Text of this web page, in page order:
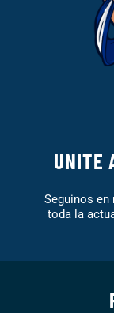
UNITE
Seguinos en
toda la